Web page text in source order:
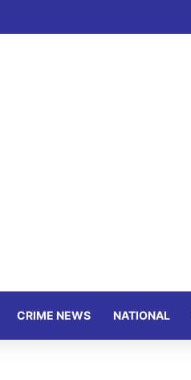
CRIME NEWS NATIONAL